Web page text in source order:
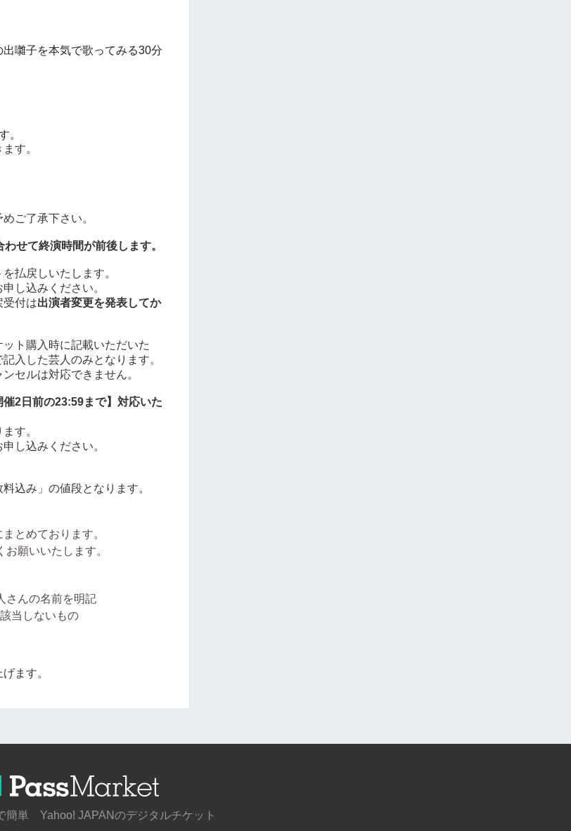
囃子を本気で歌ってみる30分
。
す。
ご了承下さい。
せて終演時間が前後します。
払戻しいたします。
申し込みください。
受付は出演者変更を発表してか
ト購入時に記載いただいた
入した芸人のみとなります。
セルは対応できません。
2日前の23:59まで】対応いた
す。
申し込みください。
込み」の値段となります。
とめております。
願いいたします。
さんの名前を明記
当しないもの
ます。
簡単 Yahoo! JAPANのデジタルチケット